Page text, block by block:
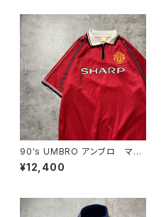
90's UMBRO アンブロ マン
チェスターユナイテッド イング
ランドプレミアリーグ ハーフジ
カーシャツ
¥12,400